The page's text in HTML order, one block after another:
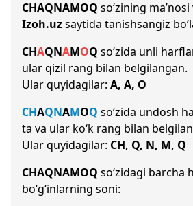
CHAQNAMOQ so‘zining
Izoh.uzsaytida tanishsangiz
CHAQNAMOQ so‘zida unli
ular qizil rang bilan belgilangan.
Ular quyidagilar: A, A, O
CHAQNAMOQ so‘zida undosh
ta va ular ko‘k rang bilan
Ular quyidagilar: CH, Q, N, M, Q
CHAQNAMOQ so‘zidagi barcha
bo‘g‘inlarning soni: